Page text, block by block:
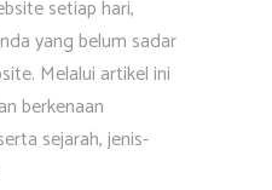
setiap hari,
yang belum sadar
Melalui artikel ini
berkenaan
sejarah, jenis-